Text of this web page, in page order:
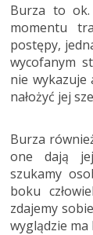
Burza to ok.
momentu
postępy,
wycofanym
nie wykazuje
nałożyć jej
Burza
one dają jej
szukamy
boku
zdajemy
wyglądzie ma